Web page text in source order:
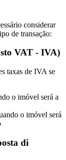
considerar
de transação:
VAT - IVA)
taxas de IVA se
o imóvel será a
o imóvel será
di